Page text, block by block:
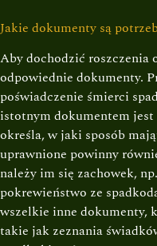
Jakie dokumenty są
Aby dochodzić roszczenia
odpowiednie dokumenty.
poświadczenie śmierci
istotnym dokumentem
określa, w jaki sposób
uprawnione powinny
należy im się zachowek,
pokrewieństwo ze
wszelkie inne dokumenty,
takie jak zeznania